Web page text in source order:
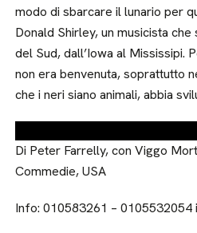
modo di sbarcare il lunario per
Donald Shirley, un musicista
del Sud, dall’Iowa al Mississipi.
non era benvenuta, soprattutto
che i neri siano animali, abbia
Di Peter Farrelly, con Viggo
Commedie, USA
Info: 010583261 – 0105532054